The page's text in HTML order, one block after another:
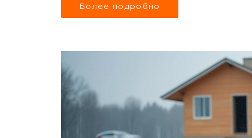
Более подробно